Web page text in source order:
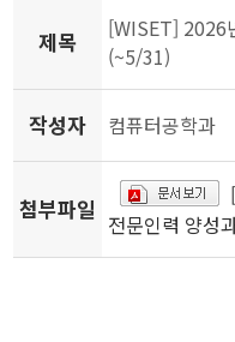
제목
[WISET] 2026
(~5/31)
작성자 컴퓨터공학과
첨부파일
전문인력 양성